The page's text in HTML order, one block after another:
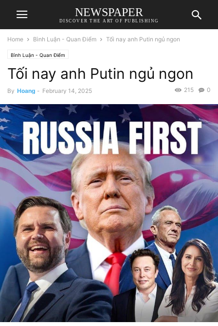
NEWSPAPER
DISCOVER THE ART OF PUBLISHING
Home Bình Luận - Quan Điểm Tối nay anh Putin ngủ ngon
Bình Luận - Quan Điểm
Tối nay anh Putin ngủ ngon
By Hoang - February 14, 2025 0
215